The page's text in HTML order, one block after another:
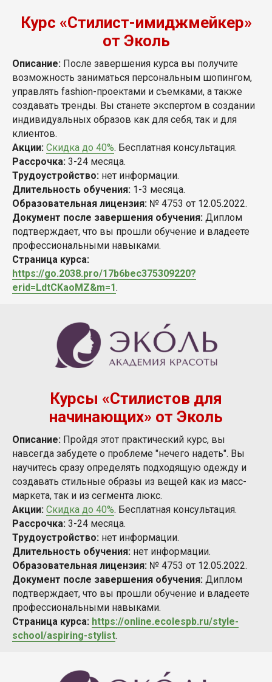
Курс «Стилист-имиджмейкер»
от Эколь
Описание: После завершения курса вы получите
возможность заниматься персональным шопингом,
управлять fashion-проектами и съемками, а также
создавать тренды. Вы станете экспертом в создании
индивидуальных образов как для себя, так и для
клиентов.
Акции: Скидка до 40%. Бесплатная консультация.
Рассрочка: 3-24 месяца.
Трудоустройство: нет информации.
Длительность обучения: 1-3 месяца.
Образовательная лицензия: № 4753 от 12.05.2022.
Документ после завершения обучения: Диплом
подтверждает, что вы прошли обучение и владеете
профессиональными навыками.
Страница курса:
https://go.2038.pro/17b6bec375309220?
erid=LdtCKaoMZ&m=1.
Курсы «Стилистов для
начинающих» от Эколь
Описание: Пройдя этот практический курс, вы
навсегда забудете о проблеме "нечего надеть". Вы
научитесь сразу определять подходящую одежду и
создавать стильные образы из вещей как из масс-
маркета, так и из сегмента люкс.
Акции: Скидка до 40%. Бесплатная консультация.
Рассрочка: 3-24 месяца.
Трудоустройство: нет информации.
Длительность обучения: нет информации.
Образовательная лицензия: № 4753 от 12.05.2022.
Документ после завершения обучения: Диплом
подтверждает, что вы прошли обучение и владеете
профессиональными навыками.
Страница курса: https://online.ecolespb.ru/style-
school/aspiring-stylist.